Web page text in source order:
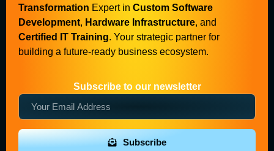
Transformation Expert in Custom Software
Development, Hardware Infrastructure, and
Certified IT Training. Your strategic partner for
building a future-ready business ecosystem.
Subscribe to our newsletter
Subscribe